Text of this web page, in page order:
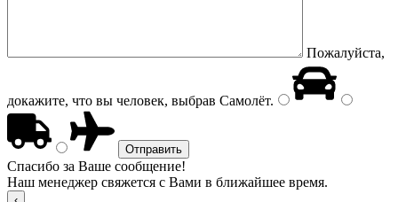
Пожалуйста,
докажите, что вы человек, выбрав Самолёт.
Спасибо за Ваше сообщение!
Наш менеджер свяжется с Вами в ближайшее время.